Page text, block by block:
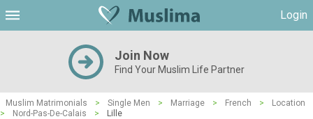
Login
Join Now
Find Your Muslim Life Partner
Muslim Matrimonials > Single Men > Marriage > French >
Location
>
Nord-Pas-De-Calais > Lille